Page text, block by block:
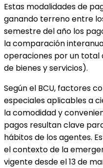
Estas modalidades de
ganando terreno entre
semestre del año los
la comparación
operaciones por un total
de bienes y servicios).
Según el BCU, factores
especiales aplicables a
la comodidad y
pagos resultan clave
hábitos de los agentes.
el contexto de la
vigente desde el 13 de